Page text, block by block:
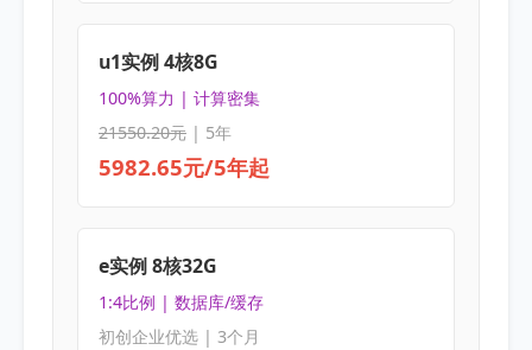
u1实例 4核8G
100%算力 | 计算密集
21550.20元| 5年
5982.65元/5年起
e实例 8核32G
1:4比例 | 数据库/缓存
初创企业优选 | 3个月